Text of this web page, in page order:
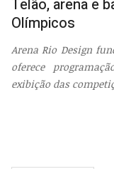
Telão, arena e
Olímpicos
Arena Rio Design
oferece
exibição das